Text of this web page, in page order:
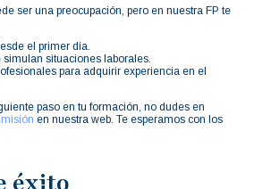
ser una preocupación, pero en nuestra FP te
el primer día.
simulan situaciones laborales.
para adquirir experiencia en el
paso en tu formación, no dudes en
en nuestra web. Te esperamos con los